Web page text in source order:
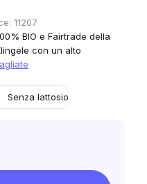
11207
BIO e Fairtrade della
con un alto
Senza lattosio